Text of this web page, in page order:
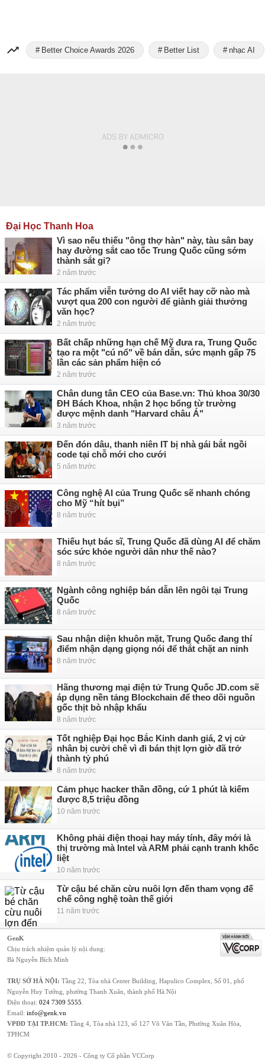
Better Choice Awards 2026 Better List nhạc AI
Đại Học Thanh Hoa
Vì sao nếu thiếu "ông thợ hàn" này, tàu sân bay
hay đường sắt cao tốc Trung Quốc cũng sớm
thành sắt gỉ?
2 năm trước
Tác phẩm viễn tưởng do AI viết hay cỡ nào mà
vượt qua 200 con người để giành giải thưởng
văn học?
2 năm trước
Bất chấp những hạn chế Mỹ đưa ra, Trung Quốc
tạo ra một "cú nổ" về bán dẫn, sức mạnh gấp 75
lần các sản phẩm hiện có
2 năm trước
Chân dung tân CEO của Base.vn: Thủ khoa 30/30
ĐH Bách Khoa, nhận 2 học bổng từ trường
được mệnh danh "Harvard châu Á"
3 năm trước
Đến đón dâu, thanh niên IT bị nhà gái bắt ngồi
code tại chỗ mới cho cưới
5 năm trước
Công nghệ AI của Trung Quốc sẽ nhanh chóng
cho Mỹ “hít bụi”
8 năm trước
Thiếu hụt bác sĩ, Trung Quốc đã dùng AI để chăm
sóc sức khỏe người dân như thế nào?
8 năm trước
Ngành công nghiệp bán dẫn lên ngôi tại Trung
Quốc
8 năm trước
Sau nhận diện khuôn mặt, Trung Quốc đang thí
điểm nhận dạng giọng nói để thắt chặt an ninh
8 năm trước
Hãng thương mại điện tử Trung Quốc JD.com sẽ
áp dụng nền tảng Blockchain để theo dõi nguồn
gốc thịt bò nhập khẩu
8 năm trước
Tốt nghiệp Đại học Bắc Kinh danh giá, 2 vị cử
nhân bị cười chê vì đi bán thịt lợn giờ đã trở
thành tỷ phú
8 năm trước
Cảm phục hacker thần đồng, cứ 1 phút là kiếm
được 8,5 triệu đồng
10 năm trước
Không phải điện thoại hay máy tính, đây mới là
thị trường mà Intel và ARM phải cạnh tranh khốc
liệt
10 năm trước
Từ cậu bé chăn cừu nuôi lợn đến tham vọng đế
chế công nghệ toàn thế giới
11 năm trước
GenK
Chịu trách nhiệm quản lý nội dung:
Bà Nguyễn Bích Minh
TRỤ SỞ HÀ NỘI: Tầng 22, Tòa nhà Center Building, Hapulico Complex, Số 01, phố
Nguyễn Huy Tưởng, phường Thanh Xuân, thành phố Hà Nội
Điện thoại: 024 7309 5555
Email: info@genk.vn
VPĐD TẠI TP.HCM: Tầng 4, Tòa nhà 123, số 127 Võ Văn Tần, Phường Xuân Hòa,
TPHCM
© Copyright 2010 - 2026 - Công ty Cổ phần VCCorp